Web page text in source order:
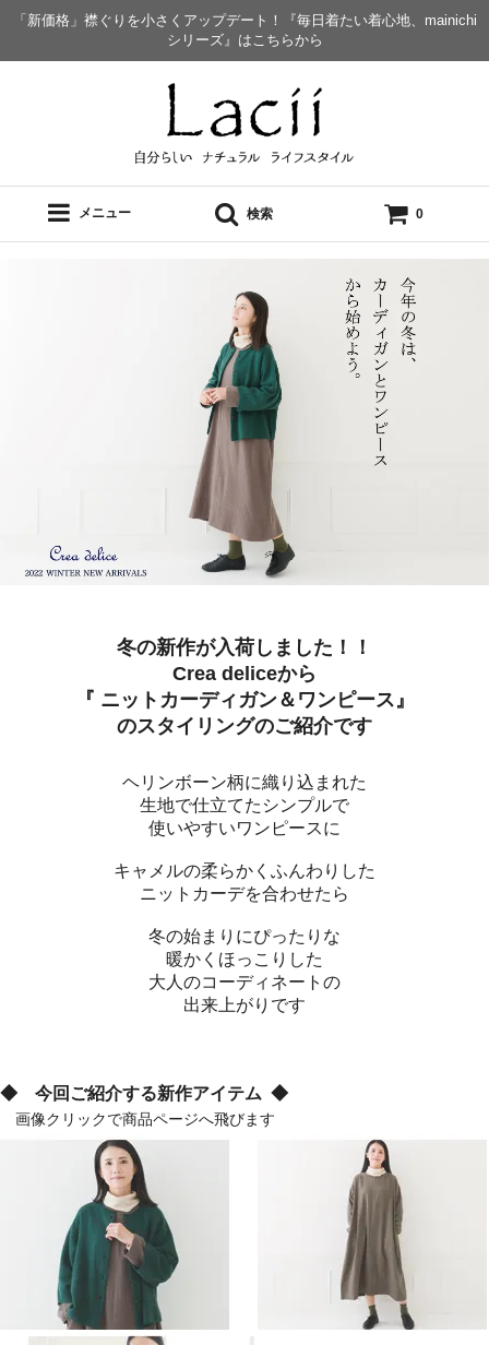
「新価格」襟ぐりを小さくアップデート！『毎日着たい着心地、mainichi
シリーズ』はこちらから
メニュー 検索 0
冬の新作が入荷しました！！
Crea deliceから
『 ニットカーディガン＆ワンピース』
のスタイリングのご紹介です
ヘリンボーン柄に織り込まれた
生地で仕立てたシンプルで
使いやすいワンピースに
キャメルの柔らかくふんわりした
ニットカーデを合わせたら
冬の始まりにぴったりな
暖かくほっこりした
大人のコーディネートの
出来上がりです
◆ 今回ご紹介する新作アイテム ◆
画像クリックで商品ページへ飛びます